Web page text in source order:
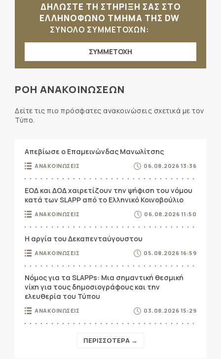
ΔΗΛΩΣΤΕ ΤΗ ΣΤΗΡΙΞΗ ΣΑΣ ΣΤΟ
ΕΛΛΗΝΟΦΩΝΟ ΤΜΗΜΑ ΤΗΣ DW
ΣΥΝΟΛΟ ΣΥΜΜΕΤΟΧΩΝ:
ΣΥΜΜΕΤΟΧΗ
ΡΟΗ ΑΝΑΚΟΙΝΩΣΕΩΝ
Δείτε τις πιο πρόσφατες ανακοινώσεις σχετικά με τον
Τύπο.
Απεβίωσε ο Επαμεινώνδας Μανωλίτσης
ΑΝΑΚΟΙΝΩΣΕΙΣ 06.08.2026 13:36
ΕΟΔ και ΔΟΔ χαιρετίζουν την ψήφιση του νόμου
κατά των SLAPP από το Ελληνικό Κοινοβούλιο
ΑΝΑΚΟΙΝΩΣΕΙΣ 06.08.2026 11:50
Η αργία του Δεκαπενταύγουστου
ΑΝΑΚΟΙΝΩΣΕΙΣ 05.08.2026 16:59
Νόμος για τα SLAPPs: Μια σημαντική θεσμική
νίκη για τους δημοσιογράφους και την
ελευθερία του Τύπου
ΑΝΑΚΟΙΝΩΣΕΙΣ 03.08.2026 15:29
ΠΕΡΙΣΣΟΤΕΡΑ →